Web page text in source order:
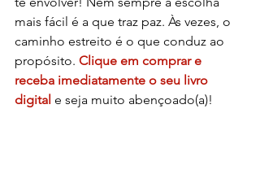
mais fácil é a que traz paz. Às vezes, o
caminho estreito é o que conduz ao
propósito. Clique em comprar e
receba imediatamente o seu livro
digital e seja muito abençoado(a)!